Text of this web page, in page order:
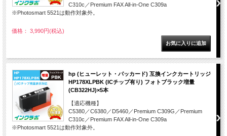
C310c／Premium FAX All-in-One C309a
※Photosmart 5521は動作対象外。
価格： 3,990円(税込)
hp (ヒューレット・パッカード) 互換インクカートリッジ
HP178XLPBK (ICチップ有り) フォトブラック増量
(CB322HJ)×5本
【適応機種】
C5380／C6380／D5460／Premium C309G／Premium
C310c／Premium FAX All-in-One C309a
※Photosmart 5521は動作対象外。